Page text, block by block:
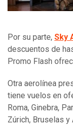
Por su parte, Sky
descuentos de
Promo Flash
Otra aerolínea
tiene vuelos en
Roma, Ginebra,
Zúrich, Bruselas y